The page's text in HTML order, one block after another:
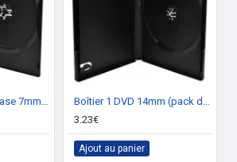
Boîtier 1 DVD slimcase 7mm (pack de 10)
Boîtier 1 DVD 14mm (pack de 5)
3.23€
Ajout au panier